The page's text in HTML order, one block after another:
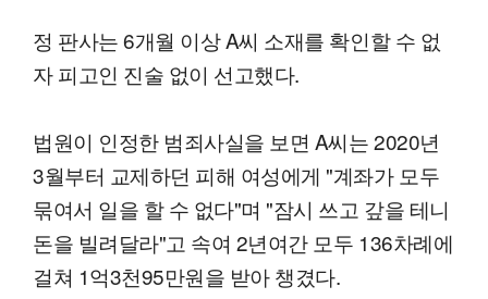
정 판사는 6개월 이상 A씨 소재를 확인할 수 없
자 피고인 진술 없이 선고했다.
법원이 인정한 범죄사실을 보면 A씨는 2020년
3월부터 교제하던 피해 여성에게 "계좌가 모두
묶여서 일을 할 수 없다"며 "잠시 쓰고 갚을 테니
돈을 빌려달라"고 속여 2년여간 모두 136차례에
걸쳐 1억3천95만원을 받아 챙겼다.